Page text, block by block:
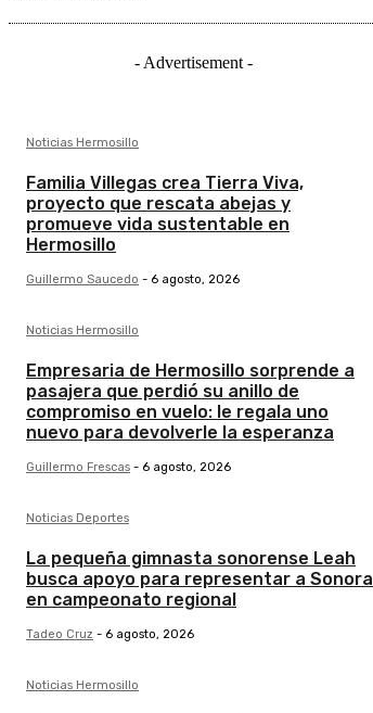
- Advertisement -
Noticias Hermosillo
Familia Villegas crea Tierra Viva,
proyecto que rescata abejas y
promueve vida sustentable en
Hermosillo
Guillermo Saucedo - 6 agosto, 2026
Noticias Hermosillo
Empresaria de Hermosillo sorprende a
pasajera que perdió su anillo de
compromiso en vuelo: le regala uno
nuevo para devolverle la esperanza
Guillermo Frescas - 6 agosto, 2026
Noticias Deportes
La pequeña gimnasta sonorense Leah
busca apoyo para representar a Sonora
en campeonato regional
Tadeo Cruz - 6 agosto, 2026
Noticias Hermosillo